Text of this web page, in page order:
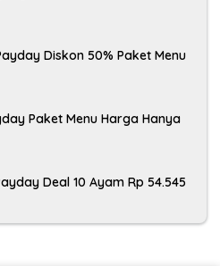
Diskon 50% Paket Menu
Paket Menu Harga Hanya
Deal 10 Ayam Rp 54.545